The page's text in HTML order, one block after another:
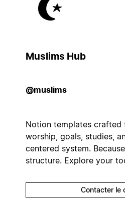
Muslims Hub
@muslims
Notion templates crafted
worship, goals, studies,
centered system.
structure. Explore your
Contacter le